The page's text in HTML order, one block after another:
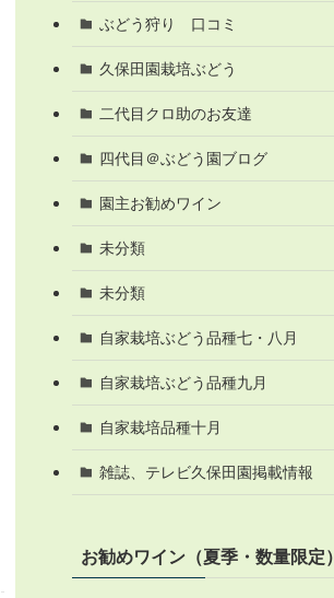
ぶどう狩り 口コミ
久保田園栽培ぶどう
二代目クロ助のお友達
四代目＠ぶどう園ブログ
園主お勧めワイン
未分類
未分類
自家栽培ぶどう品種七・八月
自家栽培ぶどう品種九月
自家栽培品種十月
雑誌、テレビ久保田園掲載情報
お勧めワイン（夏季・数量限定）